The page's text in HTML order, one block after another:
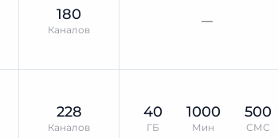
180
Каналов
—
228
Каналов
40
ГБ
1000
Мин
500
СМС